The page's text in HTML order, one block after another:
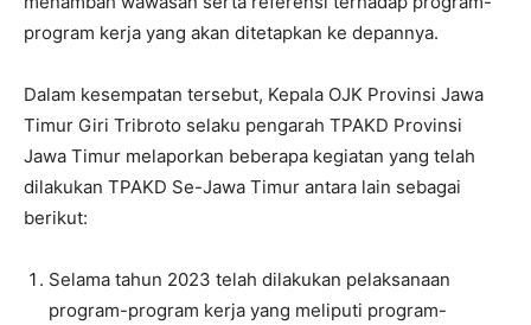
program kerja yang akan ditetapkan ke depannya.
Dalam kesempatan tersebut, Kepala OJK Provinsi Jawa
Timur Giri Tribroto selaku pengarah TPAKD Provinsi
Jawa Timur melaporkan beberapa kegiatan yang telah
dilakukan TPAKD Se-Jawa Timur antara lain sebagai
berikut:
Selama tahun 2023 telah dilakukan pelaksanaan
program-program kerja yang meliputi program-